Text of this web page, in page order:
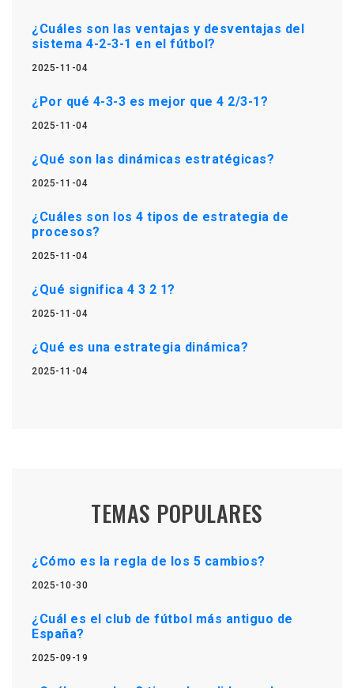
¿Cuáles son las ventajas y desventajas del
sistema 4-2-3-1 en el fútbol?
2025-11-04
¿Por qué 4-3-3 es mejor que 4 2/3-1?
2025-11-04
¿Qué son las dinámicas estratégicas?
2025-11-04
¿Cuáles son los 4 tipos de estrategia de
procesos?
2025-11-04
¿Qué significa 4 3 2 1?
2025-11-04
¿Qué es una estrategia dinámica?
2025-11-04
TEMAS POPULARES
¿Cómo es la regla de los 5 cambios?
2025-10-30
¿Cuál es el club de fútbol más antiguo de
España?
2025-09-19